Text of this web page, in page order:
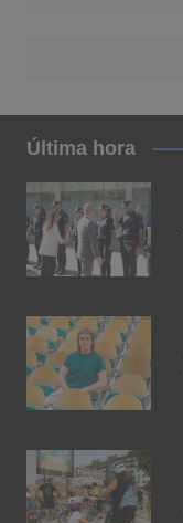
Última hora